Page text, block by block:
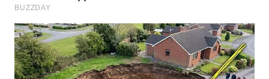
BOGOR
WN
DEPOK